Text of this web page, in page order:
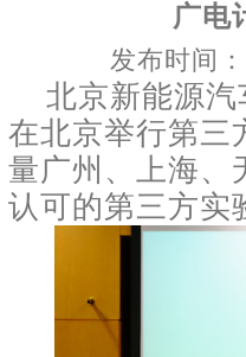
广电
发布时间：
北京新能源汽
在北京举行第三
量广州、上海、
认可的第三方实